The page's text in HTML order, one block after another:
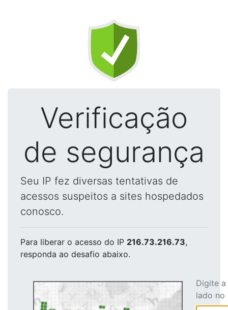
Verificação
de segurança
Seu IP fez diversas tentativas de
acessos suspeitos a sites hospedados
conosco.
Para liberar o acesso do IP 216.73.216.73,
responda ao desafio abaixo.
Digite
lado no